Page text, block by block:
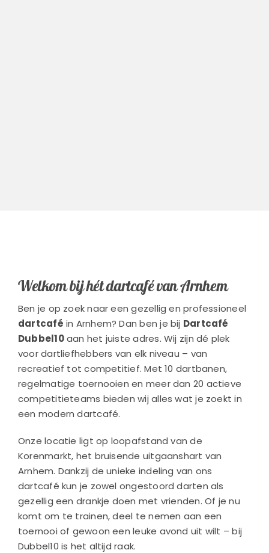
Welkom bij hét dartcafé van Arnhem
Ben je op zoek naar een gezellig en professioneel
dartcafé in Arnhem? Dan ben je bij Dartcafé
Dubbel10aan het juiste adres. Wij zijn dé plek
voor dartliefhebbers van elk niveau – van
recreatief tot competitief. Met 10 dartbanen,
regelmatige toernooien en meer dan 20 actieve
competitieteams bieden wij alles wat je zoekt in
een modern dartcafé.
Onze locatie ligt op loopafstand van de
Korenmarkt, het bruisende uitgaanshart van
Arnhem. Dankzij de unieke indeling van ons
dartcafé kun je zowel ongestoord darten als
gezellig een drankje doen met vrienden. Of je nu
komt om te trainen, deel te nemen aan een
toernooi of gewoon een leuke avond uit wilt – bij
Dubbel10 is het altijd raak.